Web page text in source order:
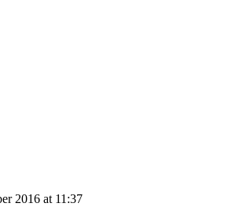
2016 at 11:37